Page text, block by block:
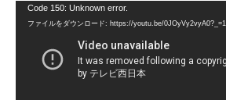
Code 150: Unknown error.
ファイルをダウンロード: https://youtu.be/0JOyVy2vyA0?_=1